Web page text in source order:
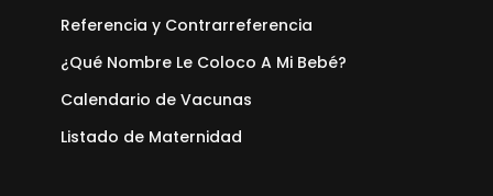
Referencia y Contrarreferencia
¿Qué Nombre Le Coloco A Mi Bebé?
Calendario de Vacunas
Listado de Maternidad